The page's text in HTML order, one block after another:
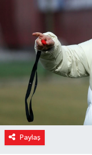
Paylaş